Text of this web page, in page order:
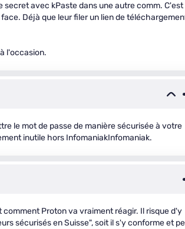
avec kPaste dans une autre comm. C'est
Déjà que leur filer un lien de
l'occasion.
le mot de passe de manière sécurisée à votre
inutile hors InfomaniakInfomaniak.
Proton va vraiment réagir. Il risque d'y
sécurisés en Suisse", soit il s'y conforme et